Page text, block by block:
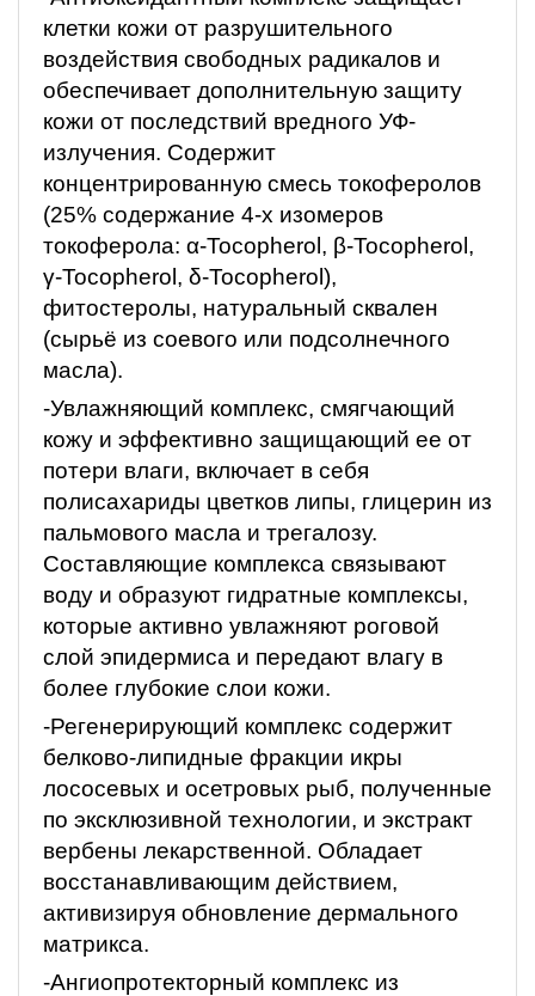
клетки кожи от разрушительного
воздействия свободных радикалов и
обеспечивает дополнительную защиту
кожи от последствий вредного УФ-
излучения. Содержит
концентрированную смесь токоферолов
(25% содержание 4-х изомеров
токоферола: α-Tocopherol, β-Tocopherol,
γ-Tocopherol, δ-Tocopherol),
фитостеролы, натуральный сквален
(сырьё из соевого или подсолнечного
масла).
-Увлажняющий комплекс, смягчающий
кожу и эффективно защищающий ее от
потери влаги, включает в себя
полисахариды цветков липы, глицерин из
пальмового масла и трегалозу.
Составляющие комплекса связывают
воду и образуют гидратные комплексы,
которые активно увлажняют роговой
слой эпидермиса и передают влагу в
более глубокие слои кожи.
-Регенерирующий комплекс содержит
белково-липидные фракции икры
лососевых и осетровых рыб, полученные
по эксклюзивной технологии, и экстракт
вербены лекарственной. Обладает
восстанавливающим действием,
активизируя обновление дермального
матрикса.
-Ангиопротекторный комплекс из